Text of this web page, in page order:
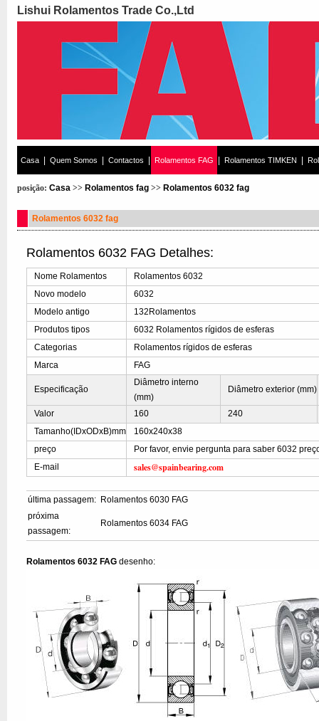
Lishui Rolamentos Trade Co.,Ltd
Casa Quem Somos Contactos Rolamentos FAG Rolamentos TIMKEN
posição: Casa >> Rolamentos fag >> Rolamentos 6032 fag
Rolamentos 6032 fag
Rolamentos 6032 FAG Detalhes:
Nome Rolamentos
Rolamentos 6032
Novo modelo
6032
Modelo antigo
132Rolamentos
Produtos tipos
6032 Rolamentos rígidos de esferas
Categorias
Rolamentos rígidos de esferas
Marca
FAG
Especificação
Diâmetro interno
(mm)
Diâmetro exterior (mm)
Valor 160
240
Tamanho(IDxODxB)mm
160x240x38
preço
Por favor, envie pergunta para saber 6032
E-mail
sales@spainbearing.com
última passagem: Rolamentos 6030 FAG
próxima
passagem:
Rolamentos 6034 FAG
Rolamentos 6032 FAG desenho: